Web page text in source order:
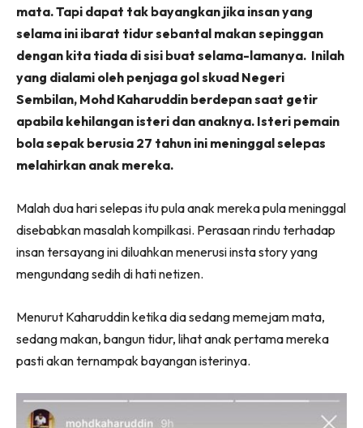
mata. Tapi dapat tak bayangkan jika insan yang
selama ini ibarat tidur sebantal makan sepinggan
dengan kita tiada di sisi buat selama-lamanya. Inilah
yang dialami oleh penjaga gol skuad Negeri
Sembilan, Mohd Kaharuddin berdepan saat getir
apabila kehilangan isteri dan anaknya. Isteri pemain
bola sepak berusia 27 tahun ini meninggal selepas
melahirkan anak mereka.
Malah dua hari selepas itu pula anak mereka pula meninggal
disebabkan masalah kompilkasi. Perasaan rindu terhadap
insan tersayang ini diluahkan menerusi insta story yang
mengundang sedih di hati netizen.
Menurut Kaharuddin ketika dia sedang memejam mata,
sedang makan, bangun tidur, lihat anak pertama mereka
pasti akan ternampak bayangan isterinya.